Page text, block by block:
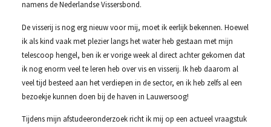
namens de Nederlandse Vissersbond.
De visserij is nog erg nieuw voor mij, moet ik eerlijk bekennen. Hoewel
ik als kind vaak met plezier langs het water heb gestaan met mijn
telescoop hengel, ben ik er vorige week al direct achter gekomen dat
ik nog enorm veel te leren heb over vis en visserij. Ik heb daarom al
veel tijd besteed aan het verdiepen in de sector, en ik heb zelfs al een
bezoekje kunnen doen bij de haven in Lauwersoog!
Tijdens mijn afstudeeronderzoek richt ik mij op een actueel vraagstuk